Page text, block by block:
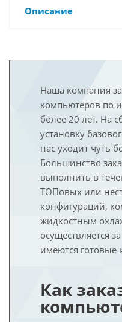
Описание
Наша компания
компьютеров по
более 20 лет. На
установку
нас уходит чуть
Большинство
выполнить в
ТОПовых или
конфигураций,
жидкостным
осуществляется
имеются готовые
Как